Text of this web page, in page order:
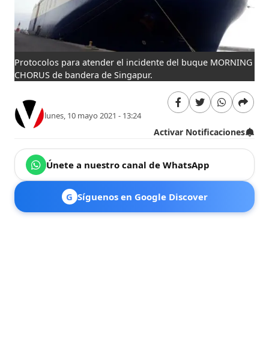
Protocolos para atender el incidente del buque MORNING
CHORUS de bandera de Singapur.
lunes, 10 mayo 2021 - 13:24
Activar Notificaciones
Únete a nuestro canal de WhatsApp
G Síguenos en Google Discover